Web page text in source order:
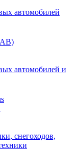
автомобилей
автомобилей и
снегоходов,